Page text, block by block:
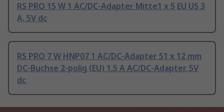
RS PRO 15 W 1 AC/DC-Adapter Mitte1 x 5 EU US 3
A, 5V dc
RS PRO 7 W HNP07 1 AC/DC-Adapter 51 x 12 mm
DC-Buchse 2-polig (EU) 1.5 A AC/DC-Adapter, 5V
dc